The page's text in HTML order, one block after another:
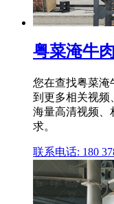
粤菜淹牛
您在查找粤菜淹
到更多相关视频
海量高清视频、
求。
联系电话: 180